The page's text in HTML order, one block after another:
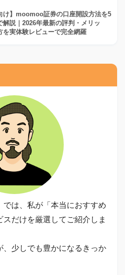
け】moomoo証券の口座開設方法を5
解説｜2026年最新の評判・メリッ
を実体験レビューで完全網羅
では、私が「本当におすすめ
だけを厳選してご紹介しま
、少しでも豊かになるきっか